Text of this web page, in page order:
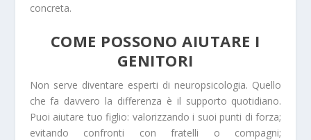
concreta.
COME POSSONO AIUTARE I
GENITORI
Non serve diventare esperti di neuropsicologia. Quello
che fa davvero la differenza è il supporto quotidiano.
Puoi aiutare tuo figlio: valorizzando i suoi punti di forza;
evitando confronti con fratelli o compagni;